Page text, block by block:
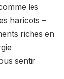
les
haricots –
riches en
sentir